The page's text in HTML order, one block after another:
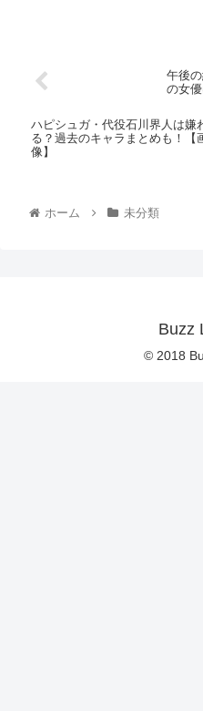
午後
の女
ハピシュガ・代役石川界人は嫌
る？過去のキャラまとめも！【
像】
ホーム 未分類
Buzz
© 2018